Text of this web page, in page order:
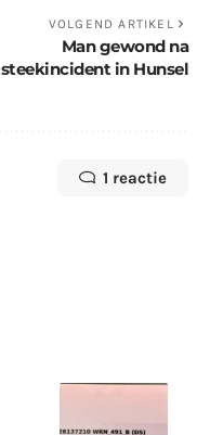
VOLGEND ARTIKEL
Man gewond na
steekincident in Hunsel
1 reactie